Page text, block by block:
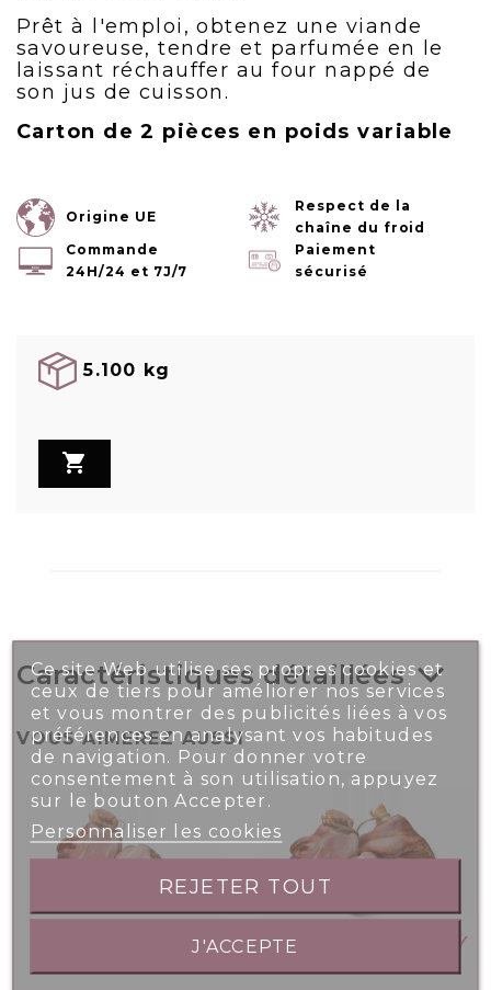
Prêt à l'emploi, obtenez une viande
savoureuse, tendre et parfumée en le
laissant réchauffer au four nappé de
son jus de cuisson.
Carton de 2 pièces en poids variable
Origine UE
Respect de la
chaîne du froid
Commande
24H/24 et 7J/7
Paiement
sécurisé
5.100 kg

Caractéristiques détaillées
VOUS AIMEREZ AUSSI
Ce site Web utilise ses propres cookies et
ceux de tiers pour améliorer nos services
et vous montrer des publicités liées à vos
préférences en analysant vos habitudes
de navigation. Pour donner votre
consentement à son utilisation, appuyez
sur le bouton Accepter.
Personnaliser les cookies
REJETER TOUT
J'ACCEPTE